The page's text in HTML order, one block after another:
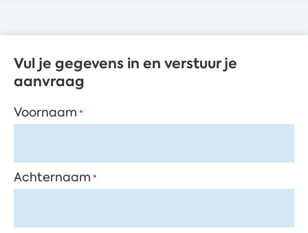
Vul je gegevens in en verstuur je
aanvraag
Voornaam *
Achternaam *